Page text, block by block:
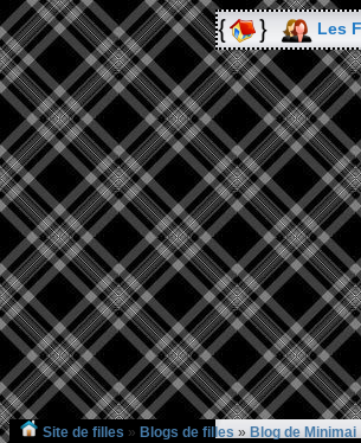
Les
Site de filles » Blogs de filles » Blog de Minimai